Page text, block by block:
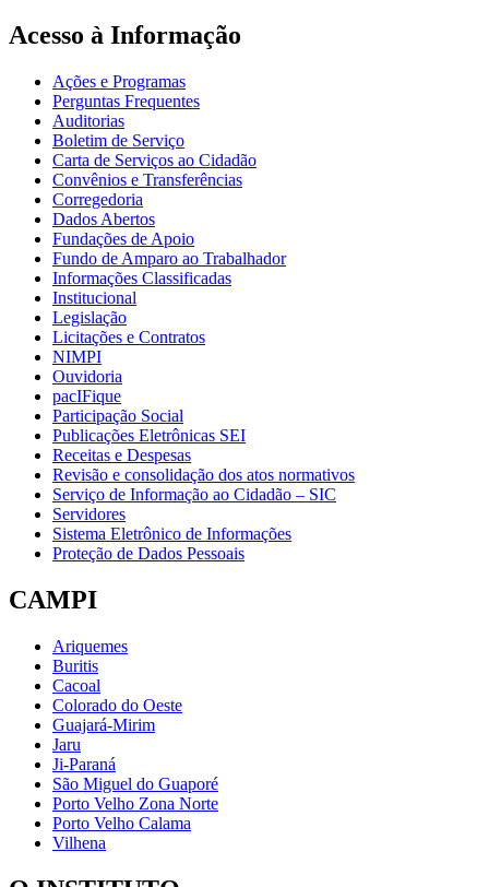
Acesso à Informação
Ações e Programas
Perguntas Frequentes
Auditorias
Boletim de Serviço
Carta de Serviços ao Cidadão
Convênios e Transferências
Corregedoria
Dados Abertos
Fundações de Apoio
Fundo de Amparo ao Trabalhador
Informações Classificadas
Institucional
Legislação
Licitações e Contratos
NIMPI
Ouvidoria
pacIFique
Participação Social
Publicações Eletrônicas SEI
Receitas e Despesas
Revisão e consolidação dos atos normativos
Serviço de Informação ao Cidadão – SIC
Servidores
Sistema Eletrônico de Informações
Proteção de Dados Pessoais
CAMPI
Ariquemes
Buritis
Cacoal
Colorado do Oeste
Guajará-Mirim
Jaru
Ji-Paraná
São Miguel do Guaporé
Porto Velho Zona Norte
Porto Velho Calama
Vilhena